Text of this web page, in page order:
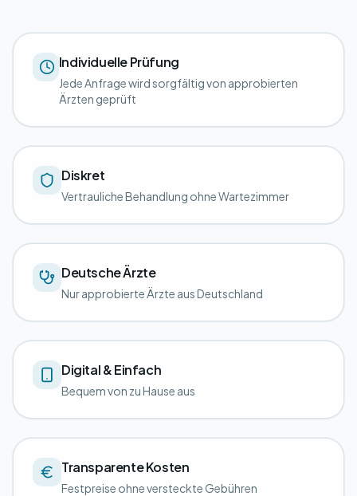
Individuelle Prüfung
Jede Anfrage wird sorgfältig von approbierten
Ärzten geprüft
Diskret
Vertrauliche Behandlung ohne Wartezimmer
Deutsche Ärzte
Nur approbierte Ärzte aus Deutschland
Digital & Einfach
Bequem von zu Hause aus
Transparente Kosten
Festpreise ohne versteckte Gebühren